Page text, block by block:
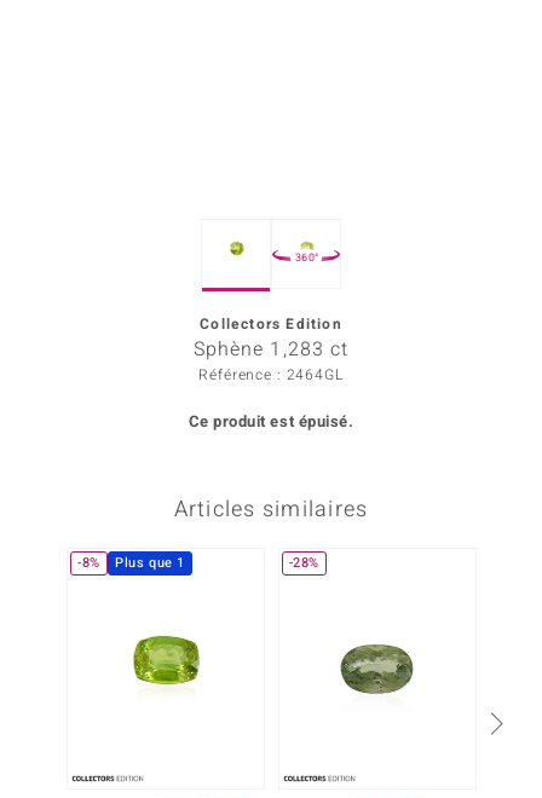
360°
Collectors Edition
Sphène 1,283 ct
Référence : 2464GL
Ce produit est épuisé.
Articles similaires
-8% Plus que 1 -28%